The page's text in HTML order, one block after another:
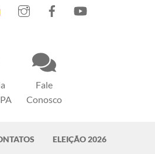
Fale
Conosco
InstagramFacebook
ELEIÇÃO 2026